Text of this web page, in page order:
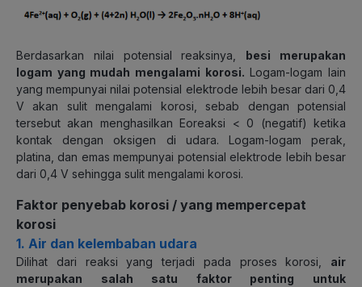
Berdasarkan nilai potensial reaksinya, besi merupakan
logam yang mudah mengalami korosi. Logam-logam lain
yang mempunyai nilai potensial elektrode lebih besar dari 0,4
V akan sulit mengalami korosi, sebab dengan potensial
tersebut akan menghasilkan Eoreaksi < 0 (negatif) ketika
kontak dengan oksigen di udara. Logam-logam perak,
platina, dan emas mempunyai potensial elektrode lebih besar
dari 0,4 V sehingga sulit mengalami korosi.
Faktor penyebab korosi / yang mempercepat
korosi
1. Air dan kelembaban udara
Dilihat dari reaksi yang terjadi pada proses korosi, air
merupakan salah satu faktor penting untuk